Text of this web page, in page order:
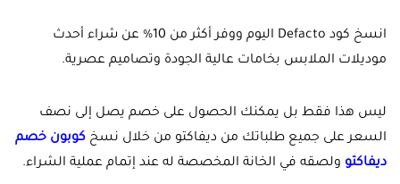
انسخ كود Defacto اليوم ووفر أكثر من 10% عن شراء أحدث
موديلات الملابس بخامات عالية الجودة وتصاميم عصرية.
ليس هذا فقط بل يمكنك الحصول على خصم يصل إلى نصف
السعر على جميع طلباتك من ديفاكتو من خلال نسخ كوبون خصم
ديفاكتو ولصقه في الخانة المخصصة له عند إتمام عملية الشراء.